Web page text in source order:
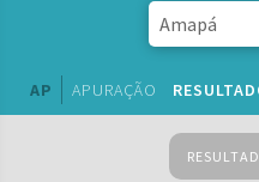
AP APURAÇÃO